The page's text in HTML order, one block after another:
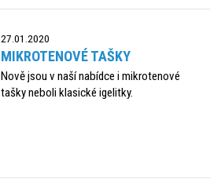
27.01.2020
MIKROTENOVÉ TAŠKY
Nově jsou v naší nabídce i mikrotenové
tašky neboli klasické igelitky.